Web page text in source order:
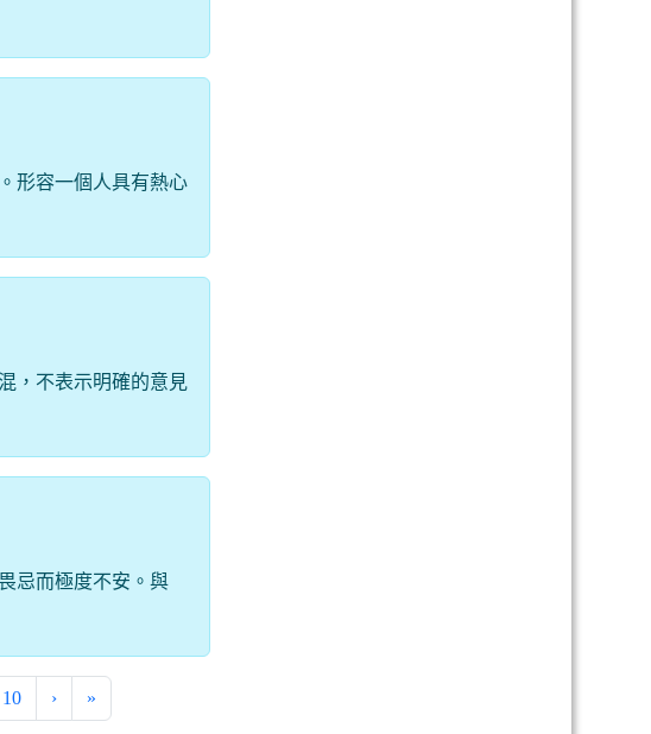
形容一個人具有熱心
，不表示明確的意見
忌而極度不安。與
10 › »